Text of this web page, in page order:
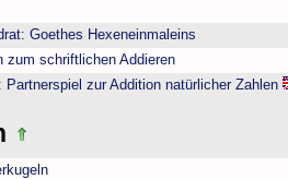
Goethes Hexeneinmaleins
zum schriftlichen Addieren
Partnerspiel zur Addition natürlicher Zahlen